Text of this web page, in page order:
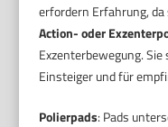
erfordern Erfahrung,
Action- oder
Exzenterbewegung.
Einsteiger und für
Polierpads: Pads